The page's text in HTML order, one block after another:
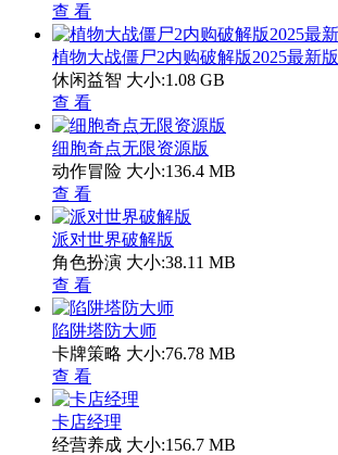
查 看
植物大战僵尸2内购破解版2025最新版
休闲益智 大小:1.08 GB
查 看
细胞奇点无限资源版
动作冒险 大小:136.4 MB
查 看
派对世界破解版
角色扮演 大小:38.11 MB
查 看
陷阱塔防大师
卡牌策略 大小:76.78 MB
查 看
卡店经理
经营养成 大小:156.7 MB